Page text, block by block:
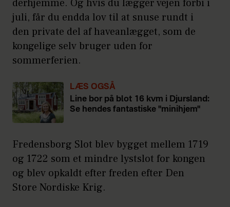
derhjemme. Og hvis du lægger vejen forbi i
juli, får du endda lov til at snuse rundt i
den private del af haveanlægget, som de
kongelige selv bruger uden for
sommerferien.
LÆS OGSÅ
Line bor på blot 16 kvm i Djursland:
Se hendes fantastiske "minihjem"
Fredensborg Slot blev bygget mellem 1719
og 1722 som et mindre lystslot for kongen
og blev opkaldt efter freden efter Den
Store Nordiske Krig.